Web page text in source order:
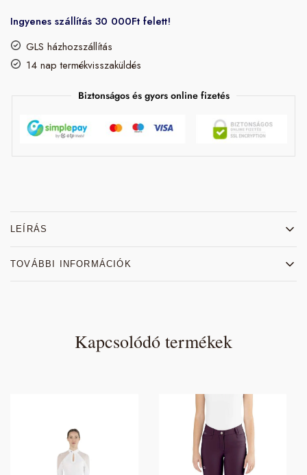
Ingyenes szállítás 30 000Ft felett!
GLS házhozszállítás
14 nap termékvisszaküldés
Biztonságos és gyors online fizetés
LEÍRÁS
TOVÁBBI INFORMÁCIÓK
Kapcsolódó termékek